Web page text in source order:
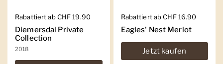
Regulärer Preis
Rabattiert ab CHF 19.90
Diemersdal Private
Collection
2018
Regulärer Preis
Rabattiert ab CHF 16.90
Eagles' Nest Merlot
Jetzt kaufen